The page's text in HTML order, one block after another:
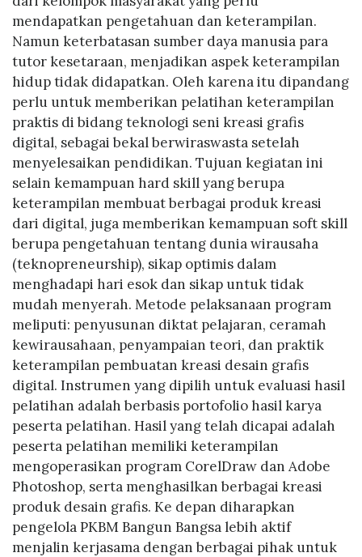
mendapatkan pengetahuan dan keterampilan.
Namun keterbatasan sumber daya manusia para
tutor kesetaraan, menjadikan aspek keterampilan
hidup tidak didapatkan. Oleh karena itu dipandang
perlu untuk memberikan pelatihan keterampilan
praktis di bidang teknologi seni kreasi grafis
digital, sebagai bekal berwiraswasta setelah
menyelesaikan pendidikan. Tujuan kegiatan ini
selain kemampuan hard skill yang berupa
keterampilan membuat berbagai produk kreasi
dari digital, juga memberikan kemampuan soft skill
berupa pengetahuan tentang dunia wirausaha
(teknopreneurship), sikap optimis dalam
menghadapi hari esok dan sikap untuk tidak
mudah menyerah. Metode pelaksanaan program
meliputi: penyusunan diktat pelajaran, ceramah
kewirausahaan, penyampaian teori, dan praktik
keterampilan pembuatan kreasi desain grafis
digital. Instrumen yang dipilih untuk evaluasi hasil
pelatihan adalah berbasis portofolio hasil karya
peserta pelatihan. Hasil yang telah dicapai adalah
peserta pelatihan memiliki keterampilan
mengoperasikan program CorelDraw dan Adobe
Photoshop, serta menghasilkan berbagai kreasi
produk desain grafis. Ke depan diharapkan
pengelola PKBM Bangun Bangsa lebih aktif
menjalin kerjasama dengan berbagai pihak untuk